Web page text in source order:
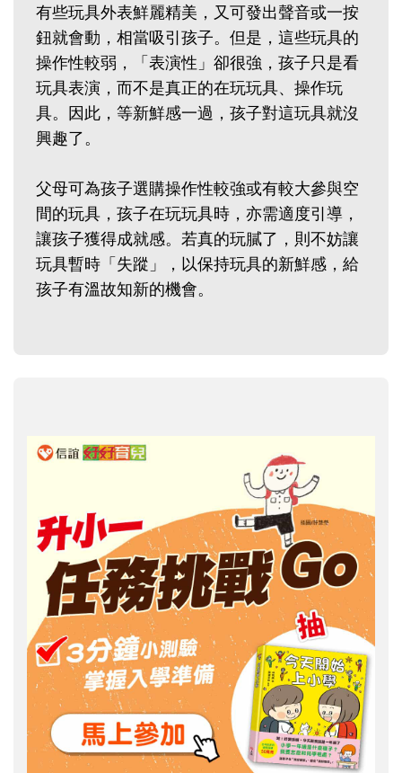
有些玩具外表鮮麗精美，又可發出聲音或一按
鈕就會動，相當吸引孩子。但是，這些玩具的
操作性較弱，「表演性」卻很強，孩子只是看
玩具表演，而不是真正的在玩玩具、操作玩
具。因此，等新鮮感一過，孩子對這玩具就沒
興趣了。
父母可為孩子選購操作性較強或有較大參與空
間的玩具，孩子在玩玩具時，亦需適度引導，
讓孩子獲得成就感。若真的玩膩了，則不妨讓
玩具暫時「失蹤」，以保持玩具的新鮮感，給
孩子有溫故知新的機會。